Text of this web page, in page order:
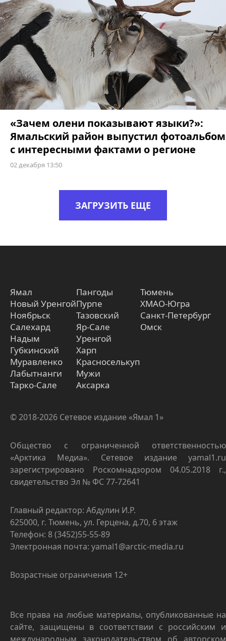
«Зачем олени показывают языки?»:
Ямальский район выпустил фотоальбом
с интересными фактами о регионе
02 декабря 13:50
ЗАГРУЗИТЬ ЕЩЕ
Ямал
Новый Уренгой
Ноябрьск
Салехард
Надым
Губкинский
Муравленко
Лабытнанги
Тарко-Сале
Пангоды
Пурпе
Тазовский
Яр-Сале
Уренгой
Харп
Красноселькуп
Мужи
Аксарка
Тюмень
ХМАО-Югра
Санкт-Петербург
Омск
© 2018-2026 Сетевое издание «Ямал 1»
Общество с ограниченной ответственностью
«Арктика Медиа». Сетевое издание yamal1.ru
зарегистрировано Роскомнадзором 04.05.2018 г.,
свидетельство Эл № ФС 77-72641
Главный редактор: Абдулин И.Р.
625000, г. Тюмень, ул. Герцена, д.70, 6 этаж
Телефон: 8 (3452)55-55-89
Электронная почта: yamal1@arctic-media.ru
Возрастные ограничения 12+
Все права на любые материалы, опубликованные на
сайте, защищены в соответствии с российским и